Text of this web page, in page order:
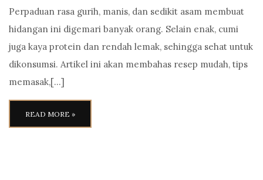
Perpaduan rasa gurih, manis, dan sedikit asam membuat
hidangan ini digemari banyak orang. Selain enak, cumi
juga kaya protein dan rendah lemak, sehingga sehat untuk
dikonsumsi. Artikel ini akan membahas resep mudah, tips
memasak,[…]
READ MORE »